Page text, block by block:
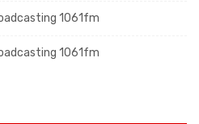
1061fm
1061fm